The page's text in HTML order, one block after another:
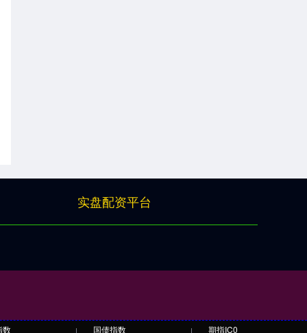
数 国债指数 期指IC0
实盘配资平台